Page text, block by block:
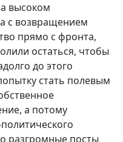
высоком
с возвращением
прямо с фронта,
остаться, чтобы
до этого
стать полевым
а потому
разгромные посты